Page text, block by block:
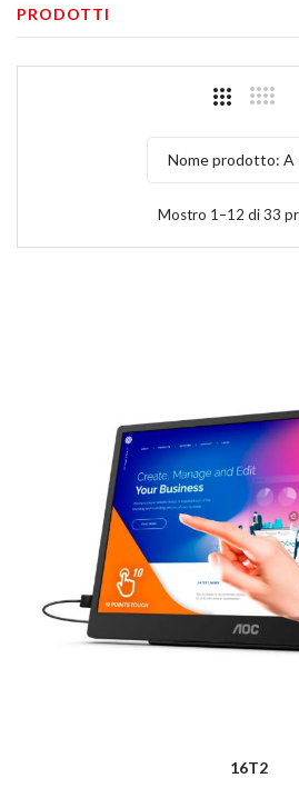
PRODOTTI
Nome prodotto: A
Mostro 1–12 di 33
16T2